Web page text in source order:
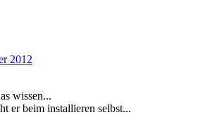
2012
wissen...
er beim installieren selbst...